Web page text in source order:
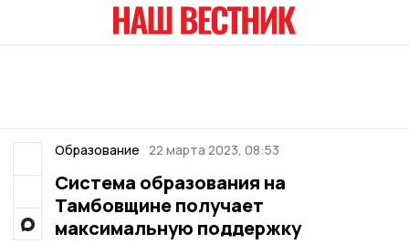
Образование 22 марта 2023, 08:53
Система образования на
Тамбовщине получает
максимальную поддержку